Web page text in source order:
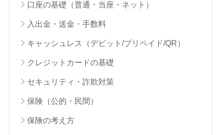
口座の基礎（普通・当座・ネット）
入出金・送金・手数料
キャッシュレス（デビット/プリペイド/QR）
クレジットカードの基礎
セキュリティ・詐欺対策
保険（公的・民間）
保険の考え方